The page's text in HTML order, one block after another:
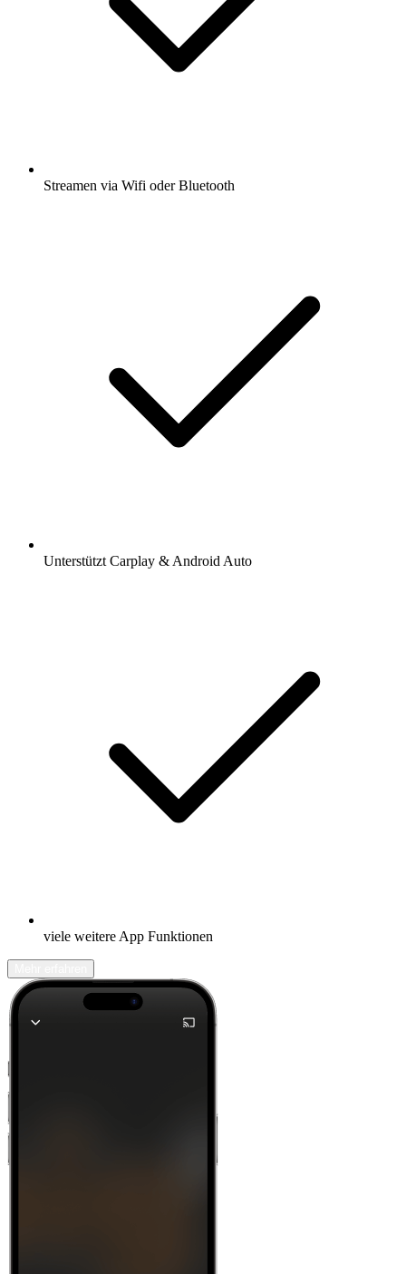
Streamen via Wifi oder Bluetooth
Unterstützt Carplay & Android Auto
viele weitere App Funktionen